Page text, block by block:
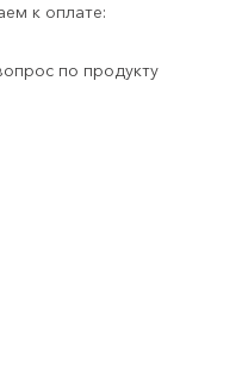
к оплате:
по продукту